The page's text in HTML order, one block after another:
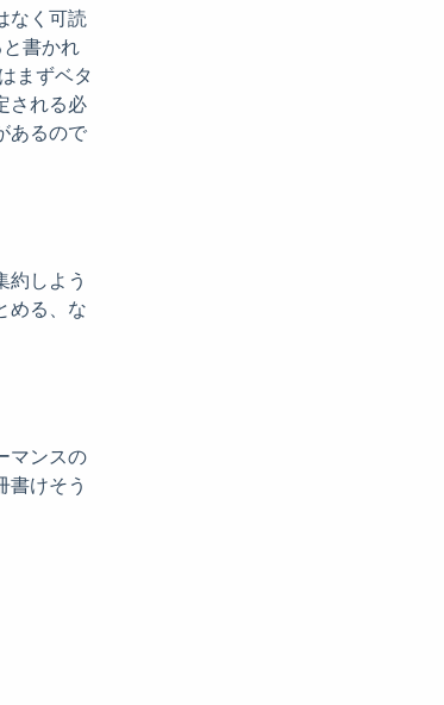
なく可読
書かれ
まずベタ
される必
あるので
約しよう
める、な
マンスの
書けそう